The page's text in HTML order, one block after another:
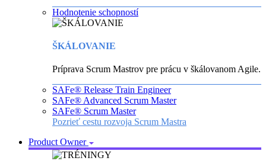
Hodnotenie schopností
ŠKÁLOVANIE
Príprava Scrum Mastrov pre prácu v škálovanom Agile.
SAFe® Release Train Engineer
SAFe® Advanced Scrum Master
SAFe® Scrum Master
Pozrieť cestu rozvoja Scrum Mastra
Product Owner